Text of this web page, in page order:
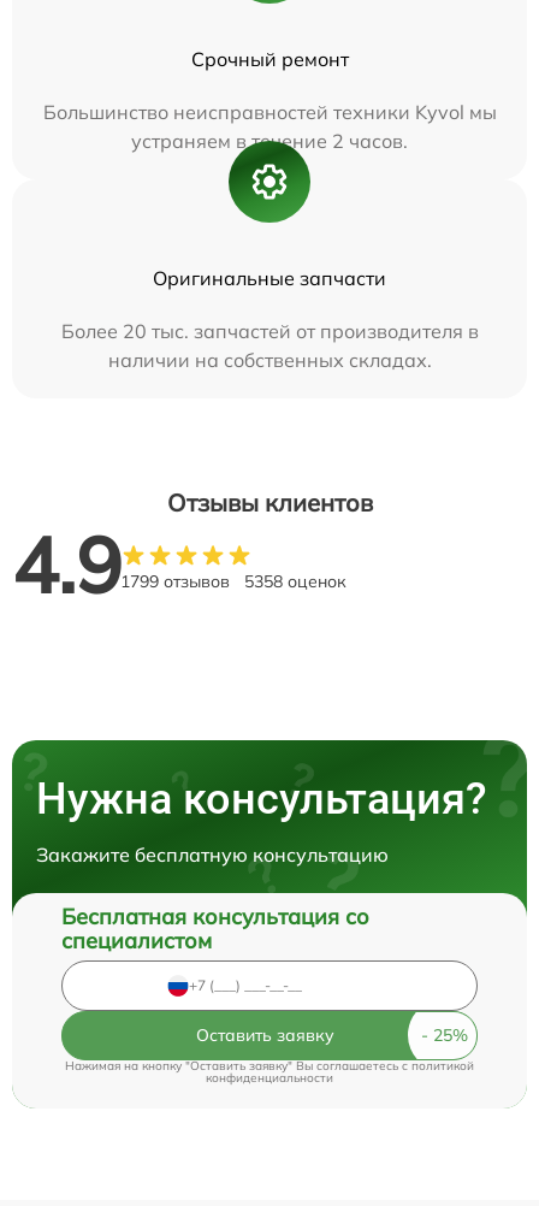
Срочный ремонт
Большинство неисправностей техники Kyvol мы
устраняем в течение 2 часов.
Оригинальные запчасти
Более 20 тыс. запчастей от производителя в
наличии на собственных складах.
Отзывы клиентов
4.91799 отзывов 5358 оценок
Нужна консультация?
Закажите бесплатную консультацию
Бесплатная консультация со
специалистом
Оставить заявку
Нажимая на кнопку "Оставить заявку" Вы соглашаетесь cполитикой
конфиденциальности